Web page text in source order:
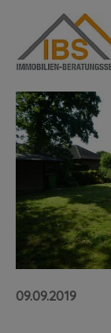
09.09.2019